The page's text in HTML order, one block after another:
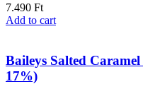
7.490 Ft
Add to cart
Baileys Salted
17%)